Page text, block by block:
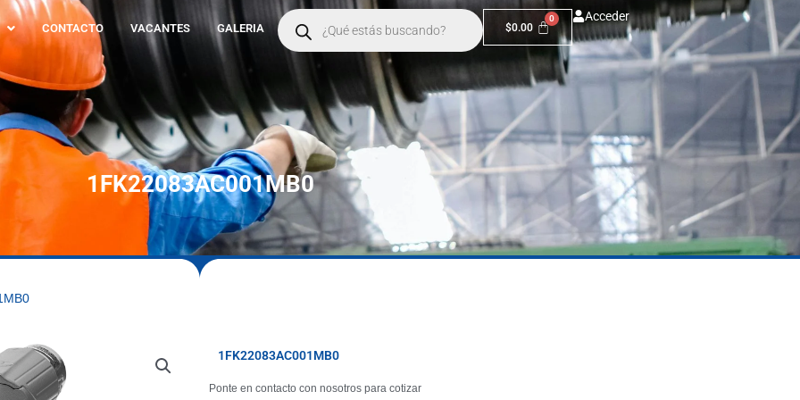
CONTACTO VACANTES GALERIA
Products
search
$0.00
Acceder
1FK22083AC001MB0
1FK22083AC001MB0
Ponte en contacto con nosotros para cotizar